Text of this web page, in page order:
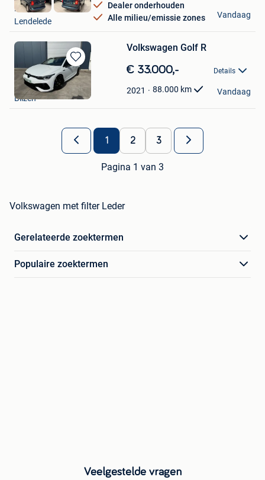
Dealer onderhouden
Alle milieu/emissie zones
HAK Auto
Lendelede
Vandaag
Bewaren
in
Mijn
Favorieten
Volkswagen Golf R
€ 33.000,- Details
2021 88.000 km
SBcars
Bilzen
Vandaag
1 2 3
Pagina 1 van 3
Volkswagen met filter Leder
Gerelateerde zoektermen
Populaire zoektermen
Veelgestelde vragen